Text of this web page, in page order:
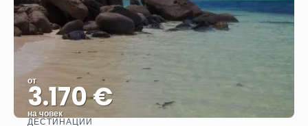
от
3.170 €
на човек
ДЕСТИНАЦИИ